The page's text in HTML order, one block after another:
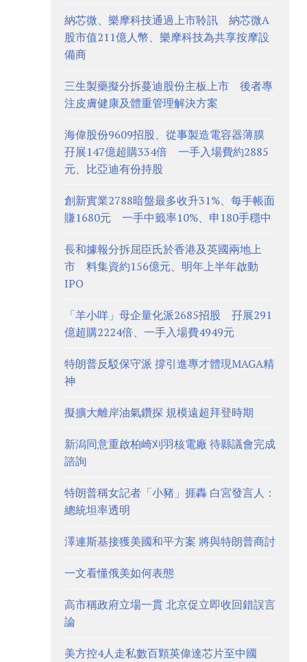
納芯微、樂摩科技通過上市聆訊 納芯微A
股市值211億人幣、樂摩科技為共享按摩設
備商
三生製藥擬分拆蔓迪股份主板上市 後者專
注皮膚健康及體重管理解決方案
海偉股份9609招股、從事製造電容器薄膜
孖展147億超購334倍 一手入場費約2885
元、比亞迪有份持股
創新實業2788暗盤最多收升31%、每手帳面
賺1680元 一手中籤率10%、申180手穩中
長和據報分拆屈臣氏於香港及英國兩地上
市 料集資約156億元、明年上半年啟動
IPO
「羊小咩」母企量化派2685招股 孖展291
億超購2224倍、一手入場費4949元
特朗普反駁保守派 撐引進專才體現MAGA精
神
擬擴大離岸油氣鑽探 規模遠超拜登時期
新潟同意重啟柏崎刈羽核電廠 待縣議會完成
諮詢
特朗普稱女記者「小豬」捱轟 白宮發言人：
總統坦率透明
澤連斯基接獲美國和平方案 將與特朗普商討
一文看懂俄美如何表態
高市稱政府立場一貫 北京促立即收回錯誤言
論
美方控4人走私數百顆英偉達芯片至中國